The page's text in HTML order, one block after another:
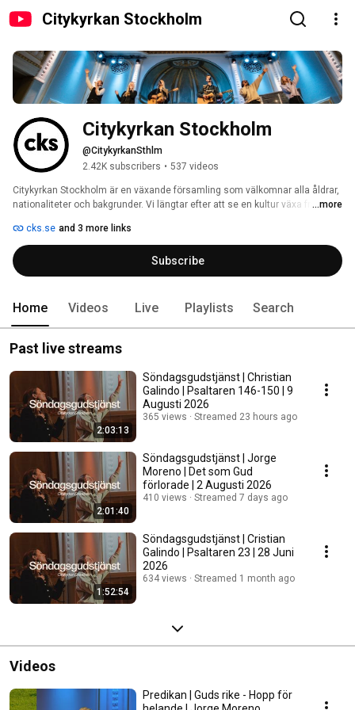
Citykyrkan Stockholm
Citykyrkan Stockholm
@CitykyrkanSthlm
2.42K subscribers • 537 videos
Citykyrkan Stockholm är en växande församling som välkomnar alla åldrar,
nationaliteter och bakgrunder. Vi längtar efter att se en kultur växa fram i
Det finns bara ett sätt att se mer av himlen på jorden och det är att lära
känna Jesus, låta honom vara i centrum, och bli hans efterföljare i
vardagen. Tillsammans söker vi vår stads bästa och ber att Guds vilja ska
ske, så som i himlen så också på jorden.
...more
cks.se and 3 more links
Subscribe
Home Videos Live Playlists Search
Past live streams
2:03:13
Söndagsgudstjänst | Christian
Galindo | Psaltaren 146-150 | 9
Augusti 2026
365 views Streamed 23 hours ago
2:01:40
Söndagsgudstjänst | Jorge
Moreno | Det som Gud
förlorade | 2 Augusti 2026
410 views Streamed 7 days ago
1:52:54
Söndagsgudstjänst | Cristian
Galindo | Psaltaren 23 | 28 Juni
2026
634 views Streamed 1 month ago
Videos
Predikan | Guds rike - Hopp för